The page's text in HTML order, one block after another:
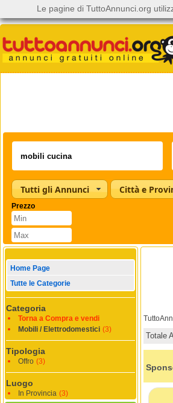
Tutti gli Annunci Città e
Prezzo
Home Page
Tutte le Categorie
Categoria
Torna a Compra e vendi
Mobili / Elettrodomestici (3)
Tipologia
Offro (3)
Luogo
In Provincia (3)
Totale
Le pagine di TuttoAnnunci.org